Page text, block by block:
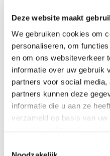
Deze website maakt
We gebruiken cookies om
personaliseren, om
en om ons websiteverkeer
informatie over uw gebruik
partners voor social
partners kunnen deze
informatie die u aan ze
verzameld op basis van
Een wachtkamer voor
Misschien heb je vanuit de
eens bewonderd of zie je het
nog langzaam op stoom moest